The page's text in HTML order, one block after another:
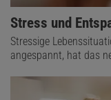
Stress und
Stressige
angespannt, hat das